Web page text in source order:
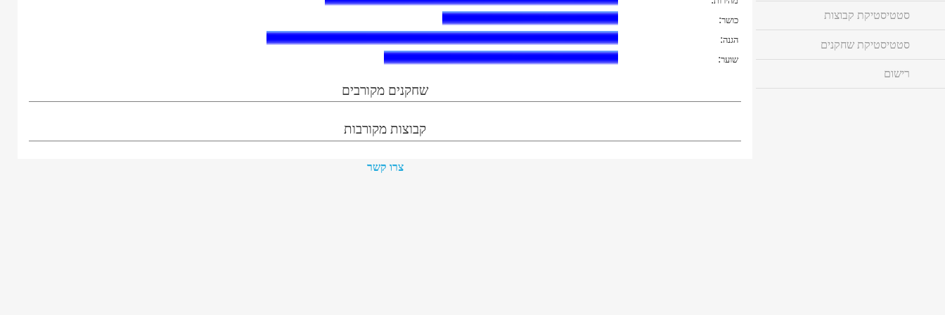
כושר:
הגנה:
שוער:
שחקנים מקורבים
קבוצות מקורבות
צרו קשר
סטטיסטיקת קבוצות
סטטיסטיקת שחקנים
רישום